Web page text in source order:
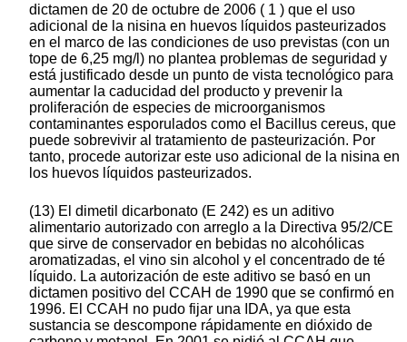
dictamen de 20 de octubre de 2006 ( 1 ) que el uso
adicional de la nisina en huevos líquidos pasteurizados
en el marco de las condiciones de uso previstas (con un
tope de 6,25 mg/l) no plantea problemas de seguridad y
está justificado desde un punto de vista tecnológico para
aumentar la caducidad del producto y prevenir la
proliferación de especies de microorganismos
contaminantes esporulados como el Bacillus cereus, que
puede sobrevivir al tratamiento de pasteurización. Por
tanto, procede autorizar este uso adicional de la nisina en
los huevos líquidos pasteurizados.
(13) El dimetil dicarbonato (E 242) es un aditivo
alimentario autorizado con arreglo a la Directiva 95/2/CE
que sirve de conservador en bebidas no alcohólicas
aromatizadas, el vino sin alcohol y el concentrado de té
líquido. La autorización de este aditivo se basó en un
dictamen positivo del CCAH de 1990 que se confirmó en
1996. El CCAH no pudo fijar una IDA, ya que esta
sustancia se descompone rápidamente en dióxido de